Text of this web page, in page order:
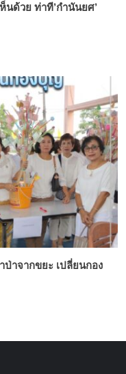
ด้วย ท่าที’กำนันยศ’
าจากขยะ เปลี่ยนกอง